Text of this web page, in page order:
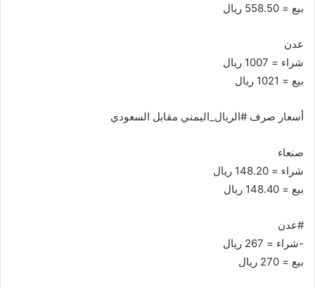
بيع = 558.50 ريال
عدن
شراء = 1007 ريال
بيع = 1021 ريال
أسعار صرف #الريال_اليمني مقابل السعودي
صنعاء
شراء = 148.20 ريال
بيع = 148.40 ريال
#عدن
-شراء = 267 ريال
بيع = 270 ريال